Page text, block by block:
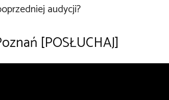
audycji?
[POSŁUCHAJ]